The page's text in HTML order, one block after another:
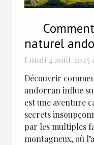
naturel
bien-
Lundi 4 août 2025
Découvrir
andorran influe
est une aventure
secrets
par les multiples
montagneux, où